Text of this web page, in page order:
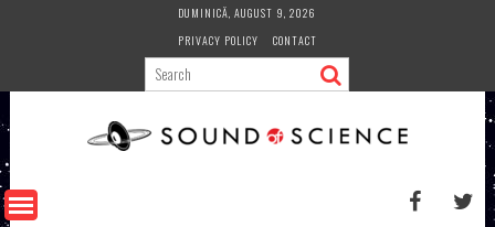
DUMINICĂ, AUGUST 9, 2026
PRIVACY POLICY
CONTACT